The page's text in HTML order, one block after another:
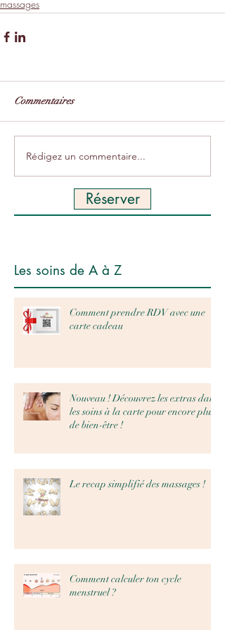
massages
Commentaires
Rédigez un commentaire...
Réserver
Les soins de A à Z
Comment prendre RDV avec une
carte cadeau
Nouveau ! Découvrez les extras dans
les soins à la carte pour encore plus
de bien-être !
Le recap simplifié des massages !
Comment calculer ton cycle
menstruel ?